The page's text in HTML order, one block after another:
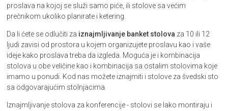
proslava na kojoj se služi samo piće, ili stolove sa većim
prečnikom ukoliko planirate i ketering.
Da li ćete se odlučiti za iznajmljivanje banket stolova za 10 ili 12
ljudi zavisi od prostora u kojem organizujete proslavu kao i vaše
ideje kako proslava treba da izgleda. Moguća je i kombinacija
stolova u obe veličine kao i kombinacija sa ostalim stolovima koje
imamo u ponudi. Kod nas možete iznajmiti i stolove za švedski sto
sa odgovarajućim stolnjacima.
Iznajmljivanje stolova za konferencije - stolovi se lako montiraju i